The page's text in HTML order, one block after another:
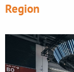
Region